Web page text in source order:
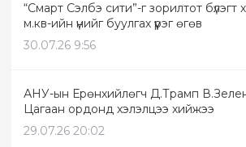
“Смарт Сэлбэ сити”-г зорилтот бүлэгт
м.кв-ийн үнийг буулгах үүрэг өгөв
30.07.26 9:56
АНУ-ын Ерөнхийлөгч Д.Трамп
Цагаан ордонд хэлэлцээ хийжээ
29.07.26 20:02